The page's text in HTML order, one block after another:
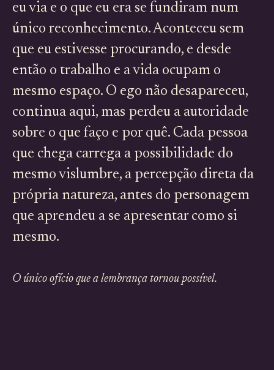
eu via e o que eu era se fundiram num
único reconhecimento. Aconteceu sem
que eu estivesse procurando, e desde
então o trabalho e a vida ocupam o
mesmo espaço. O ego não desapareceu,
continua aqui, mas perdeu a autoridade
sobre o que faço e por quê. Cada pessoa
que chega carrega a possibilidade do
mesmo vislumbre, a percepção direta da
própria natureza, antes do personagem
que aprendeu a se apresentar como si
mesmo.
O único ofício que a lembrança tornou possível.